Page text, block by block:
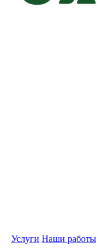
Услуги Наши работы